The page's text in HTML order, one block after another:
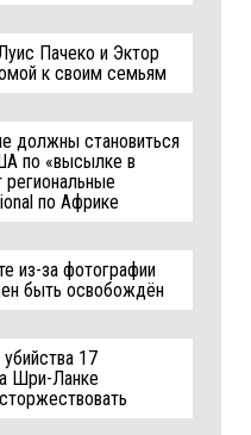
Пачеко и Эктор
к своим семьям
должны становиться
по «высылке в
по Африке
из-за фотографии
быть освобождён
17
Шри-Ланке